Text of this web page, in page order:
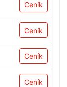
Ceník
Ceník
Ceník
Ceník